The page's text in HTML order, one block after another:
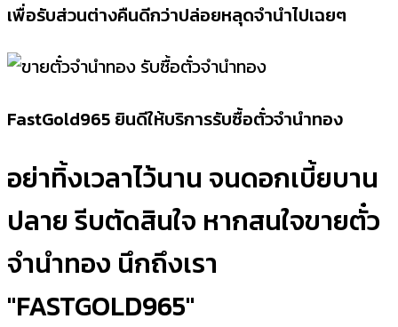
เพื่อรับส่วนต่างคืนดีกว่าปล่อยหลุดจำนำไปเฉยๆ
FastGold965 ยินดีให้บริการรับซื้อตั๋วจำนำทอง
อย่าทิ้งเวลาไว้นาน จนดอกเบี้ยบาน
ปลาย รีบตัดสินใจ หากสนใจขายตั๋ว
จำนำทอง นึกถึงเรา
"FASTGOLD965"